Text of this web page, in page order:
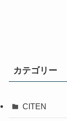
カテゴリー
CITEN